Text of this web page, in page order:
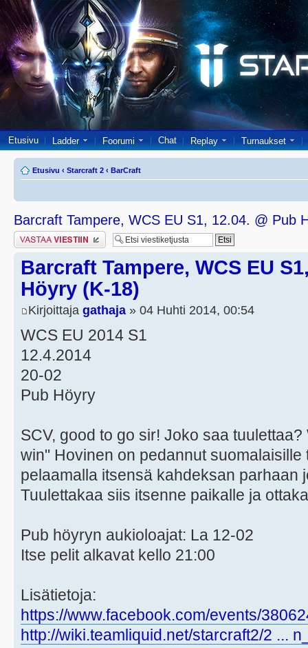
Etusivu Ladder Foorumi Chat Replay Turnaukset
Etusivu ‹ Starcraft 2 ‹ BarCraft
Barcraft Tampere, WCS EU S1, 12.04. @ Pub
Lähetä vastaus
Barcraft Tampere, WCS EU
Höyry (K-18)
Kirjoittaja gathaja » 04 Huhti 2014, 00:54
WCS EU 2014 S1
12.4.2014
20-02
Pub Höyry
SCV, good to go sir! Joko saa
win" Hovinen on pedannut
pelaamalla itsensä kahdeksan parhaan
Tuulettakaa siis itsenne paikalle ja
Pub höyryn aukioloajat: La 12-02
Itse pelit alkavat kello 21:00
Lisätietoja:
https://www.facebook.com/events/
http://wiki.teamliquid.net/starcraft2/2 ...